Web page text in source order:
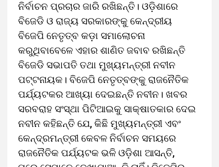
ନିର୍ବାଚନ ପ୍ରଚାର ଜାରି ରଖିଛନ୍ତି। ଓଡ଼ିଶାରେ
ବିଜେଡି ଓ ରାଜ୍ୟ ସରକାରଙ୍କୁ କେନ୍ଦ୍ରୀୟ
ବିଜେପି ନେତୃତ୍ବ କଡ଼ା ସମାଲୋଚନା
କରୁଥିବାବେଳେ ଏହାର ଶାଣିତ ଜବାବ ରଖିଛନ୍ତି
ବିଜେଡି ସଭାପତି ତଥା ମୁଖ୍ୟମନ୍ତ୍ରୀ ନବୀନ
ପଟ୍ଟନାୟକ। ବିଜେପି ନେତୃତ୍ବଙ୍କୁ ରାଜନୈତିକ
ପର୍ଯ୍ୟଟକର ଆଖ୍ୟା ‌ଦେଇଛନ୍ତି ନବୀନ। ଖବର
ସରବରାହ ସଂସ୍ଥା ପିଟିଆଇକୁ ସାକ୍ଷାତକାର ଦେଇ
ନବୀନ କହିଛନ୍ତି ଯେ, କିଛି ମୁଖ୍ୟମନ୍ତ୍ରୀ ଏବଂ
କେନ୍ଦ୍ରମନ୍ତ୍ରୀ କେବଳ ନିର୍ବାଚନ ସମୟରେ
ରାଜନୈତିକ ପର୍ଯ୍ୟଟକ ଭଳି ଓଡ଼ିଶା ଆସନ୍ତି,